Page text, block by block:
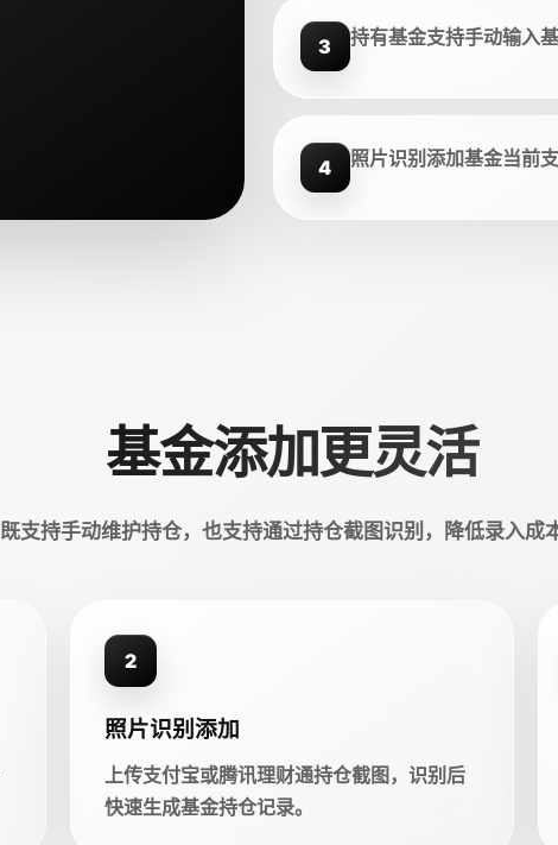
3 持有基金支持手动输入
4 照片识别添加基金当前
基金添加更灵活
既支持手动维护持仓，也支持通过持仓截图识别，降低录入成
2
照片识别添加
上传支付宝或腾讯理财通持仓截图，识别后
快速生成基金持仓记录。